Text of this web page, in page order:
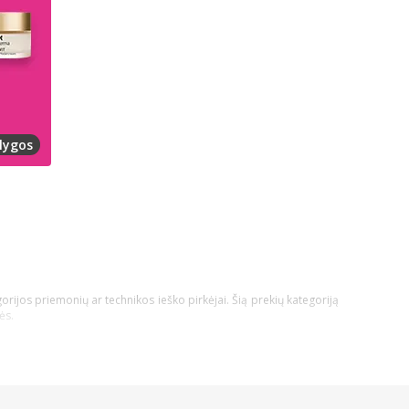
priemonių ar technikos ieško pirkėjai. Šią prekių kategoriją